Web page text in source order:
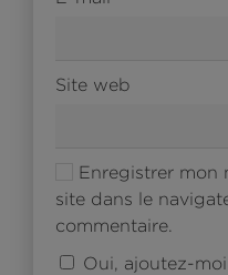
Site web
Enregistrer mon
site dans le
commentaire.
Oui, ajoutez-